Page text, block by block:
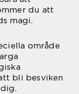
du att
magi.
område
bli besviken